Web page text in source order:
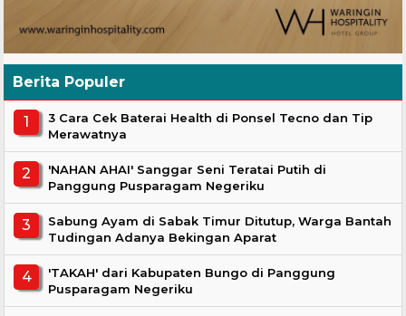
Berita Populer
3 Cara Cek Baterai Health di Ponsel Tecno dan Tip
Merawatnya
'NAHAN AHAI' Sanggar Seni Teratai Putih di
Panggung Pusparagam Negeriku
Sabung Ayam di Sabak Timur Ditutup, Warga Bantah
Tudingan Adanya Bekingan Aparat
'TAKAH' dari Kabupaten Bungo di Panggung
Pusparagam Negeriku